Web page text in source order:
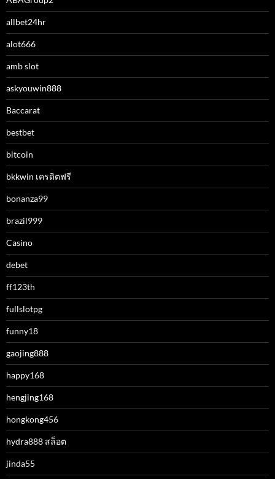
allbet24hr
alot666
amb slot
askyouwin888
Baccarat
bestbet
bitcoin
bkkwin เครดิตฟรี
bonanza99
brazil999
Casino
debet
ff123th
fullslotpg
funny18
gaojing888
happy168
hengjing168
hongkong456
hydra888 สล็อต
jinda55